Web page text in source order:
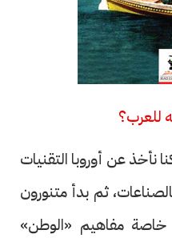
للعرب؟
نأخذ عن أوروبا التقنيات
ثم بدأ متنورون
خاصة مفاهيم «الوطن»